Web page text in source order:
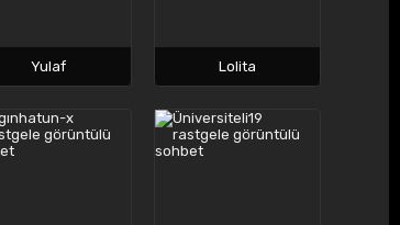
Yulaf Lolita